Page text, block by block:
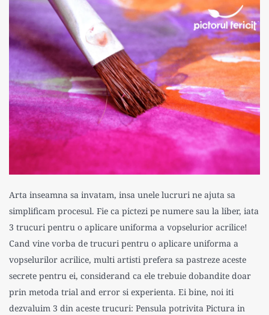
Arta inseamna sa invatam, insa unele lucruri ne ajuta sa
simplificam procesul. Fie ca pictezi pe numere sau la liber, iata
3 trucuri pentru o aplicare uniforma a vopselurior acrilice!
Cand vine vorba de trucuri pentru o aplicare uniforma a
vopselurilor acrilice, multi artisti prefera sa pastreze aceste
secrete pentru ei, considerand ca ele trebuie dobandite doar
prin metoda trial and error si experienta. Ei bine, noi iti
dezvaluim 3 din aceste trucuri: Pensula potrivita Pictura in